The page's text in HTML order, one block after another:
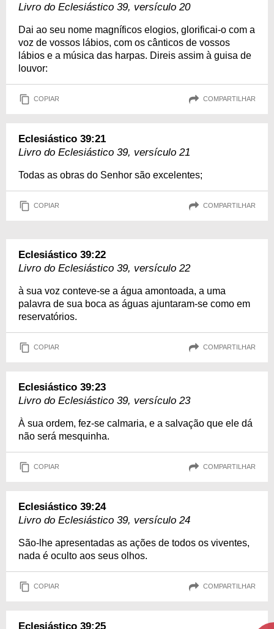
Livro do Eclesiástico 39, versículo 20
Dai ao seu nome magníficos elogios, glorificai-o com a
voz de vossos lábios, com os cânticos de vossos
lábios e a música das harpas. Direis assim à guisa de
louvor:
COPIAR COMPARTILHAR
Eclesiástico 39:21
Livro do Eclesiástico 39, versículo 21
Todas as obras do Senhor são excelentes;
COPIAR COMPARTILHAR
Eclesiástico 39:22
Livro do Eclesiástico 39, versículo 22
à sua voz conteve-se a água amontoada, a uma
palavra de sua boca as águas ajuntaram-se como em
reservatórios.
COPIAR COMPARTILHAR
Eclesiástico 39:23
Livro do Eclesiástico 39, versículo 23
À sua ordem, fez-se calmaria, e a salvação que ele dá
não será mesquinha.
COPIAR COMPARTILHAR
Eclesiástico 39:24
Livro do Eclesiástico 39, versículo 24
São-lhe apresentadas as ações de todos os viventes,
nada é oculto aos seus olhos.
COPIAR COMPARTILHAR
Eclesiástico 39:25